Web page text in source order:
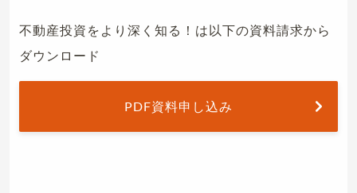
不動産投資をより深く知る！は以下の資料請求から
ダウンロード
PDF資料申し込み